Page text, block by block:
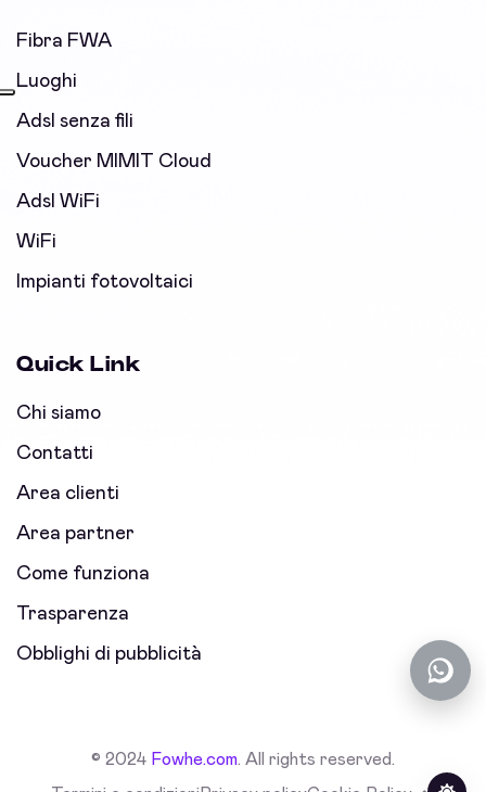
Fibra FWA
Luoghi
Adsl senza fili
Voucher MIMIT Cloud
Adsl WiFi
WiFi
Impianti fotovoltaici
Quick Link
Chi siamo
Contatti
Area clienti
Area partner
Come funziona
Trasparenza
Obblighi di pubblicità
© 2024 Fowhe.com. All rights reserved.